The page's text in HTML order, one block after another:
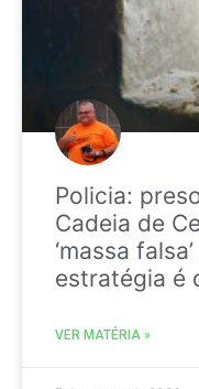
Policia:
Cadeia de
‘massa
estratégia é
VER MATÉRIA »